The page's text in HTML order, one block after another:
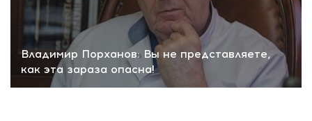
Владимир Порханов: Вы не представляете,
как эта зараза опасна!